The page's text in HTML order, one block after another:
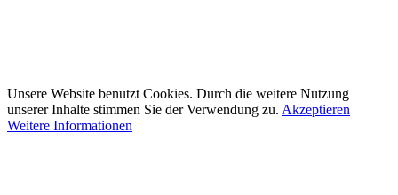
Unsere Website benutzt Cookies. Durch die weitere Nutzung
unserer Inhalte stimmen Sie der Verwendung zu. Akzeptieren
Weitere Informationen